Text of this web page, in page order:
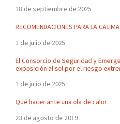
18 de septiembre de 2025
RECOMENDACIONES PARA LA CALIMA
1 de julio de 2025
El Consorcio de Seguridad y
exposición al sol por el riesgo
1 de julio de 2025
Qué hacer ante una ola de calor
23 de agosto de 2019